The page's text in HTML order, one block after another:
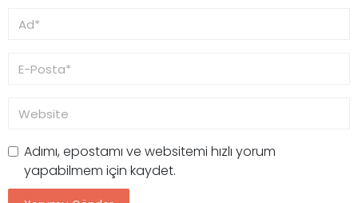
Adımı, epostamı ve websitemi hızlı yorum
yapabilmem için kaydet.